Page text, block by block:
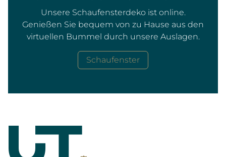
Unsere Schaufensterdeko ist online.
Genießen Sie bequem von zu Hause aus den
virtuellen Bummel durch unsere Auslagen.
Schaufenster